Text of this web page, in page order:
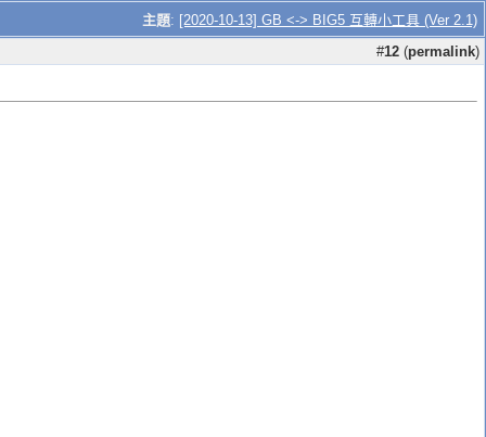
主題: [2020-10-13] GB <-> BIG5 互轉小工具 (Ver 2.1)
#12 (permalink)